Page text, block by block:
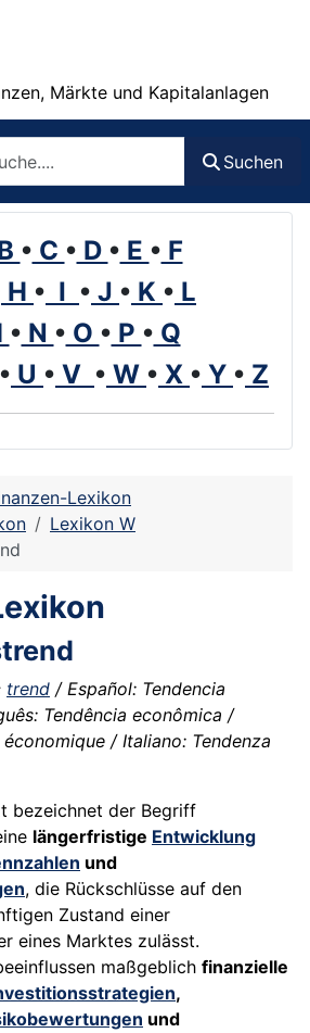
Märkte und Kapitalanlagen
Suchen
• C • D • E • F
H • I • J • K • L
• N • O • P • Q
• U • V • W • X • Y • Z
Lexikon
Lexikon W
trend / Español: Tendencia
Tendência econômica /
/ Italiano: Tendenza
bezeichnet der Begriff
längerfristige Entwicklung
und
, die Rückschlüsse auf den
Zustand einer
eines Marktes zulässt.
maßgeblich finanzielle
,
und